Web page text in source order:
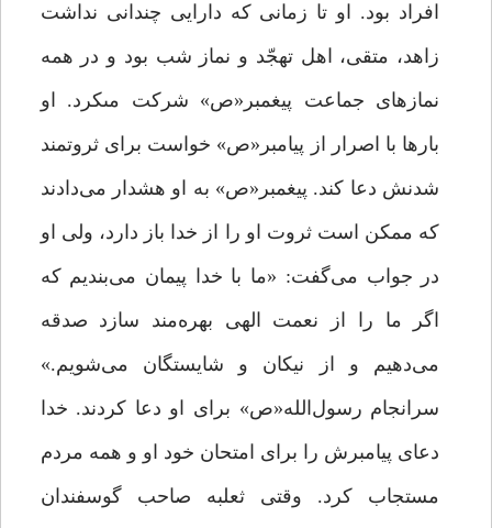
افراد بود. او تا زمانی که دارایی چندانی نداشت
زاهد، متقى، اهل تهجّد و نماز شب بود و در همه
نمازهاى جماعت پیغمبر«ص» شرکت مى‏کرد. او
بارها با اصرار از پیامبر«ص» خواست برای ثروتمند
شدنش دعا کند. پیغمبر«ص» به او هشدار می‌دادند
که ممکن است ثروت او را از خدا باز دارد، ولی او
در جواب می‌گفت: «ما با خدا پیمان می‌بندیم که
اگر ما را از نعمت الهی بهره‌مند سازد صدقه
می‌دهیم و از نیکان و شایستگان می‌شویم.»
سرانجام رسول‌الله«ص» براى او دعا کردند. خدا
دعای پیامبرش را براى امتحان خود او و همه مردم
مستجاب کرد. وقتی ثعلبه صاحب گوسفندان